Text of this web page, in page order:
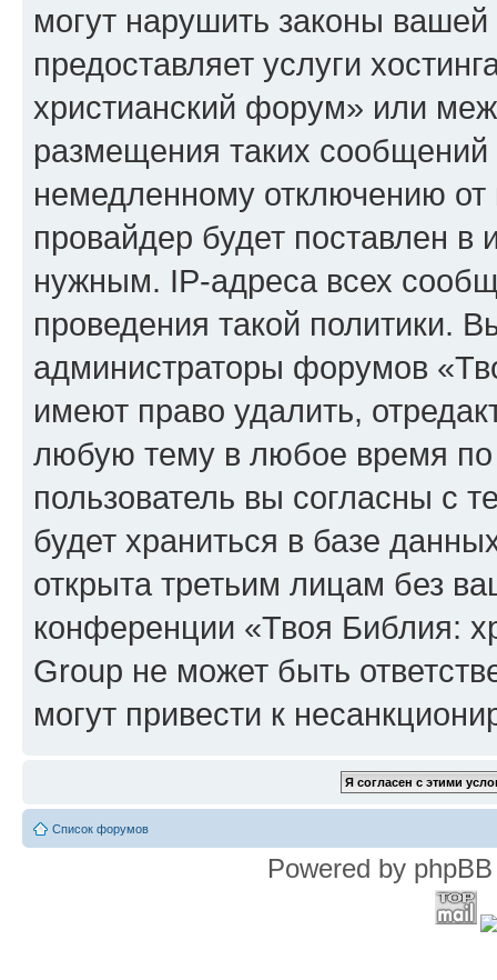
могут нарушить законы
предоставляет услуги
христианский форум» или
размещения таких
немедленному отключению
провайдер будет поставлен в
нужным. IP-адреса всех
проведения такой политики.
администраторы форумов
имеют право удалить,
любую тему в любое время
пользователь вы согласны с
будет храниться в базе
открыта третьим лицам без
конференции «Твоя Библия:
Group не может быть
могут привести к
Список форумов
Powered by